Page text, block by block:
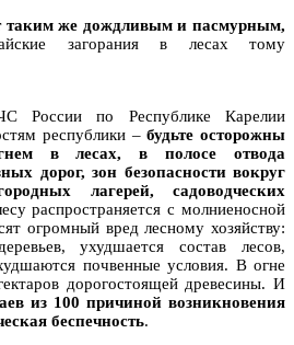
таким же дождливым и пасмурным,
загорания в лесах тому
России по Республике Карелии
республики –будьте осторожны
в лесах, в полосе отвода
дорог, зон безопасности вокруг
лагерей, садоводческих
распространяется с молниеносной
огромный вред лесному хозяйству:
ухудшается состав лесов,
почвенные условия. В огне
дорогостоящей древесины. И
из 100 причиной возникновения
беспечность.